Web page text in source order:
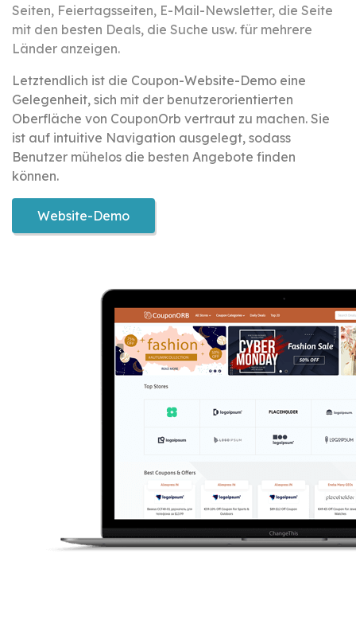
Seiten, Feiertagsseiten, E-Mail-Newsletter, die Seite
mit den besten Deals, die Suche usw. für mehrere
Länder anzeigen.
Letztendlich ist die Coupon-Website-Demo eine
Gelegenheit, sich mit der benutzerorientierten
Oberfläche von CouponOrb vertraut zu machen. Sie
ist auf intuitive Navigation ausgelegt, sodass
Benutzer mühelos die besten Angebote finden
können.
Website-Demo